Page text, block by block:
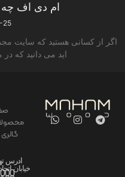
ام دی اف چه
25
اگر از کسانی هستید که سایت
اید می دانید که
گالری
ادرس
خیابان